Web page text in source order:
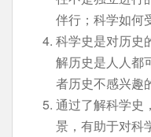
伴行；科学如何
科学史是对历史
解历史是人人都
者历史不感兴趣
通过了解科学史
景，有助于对科